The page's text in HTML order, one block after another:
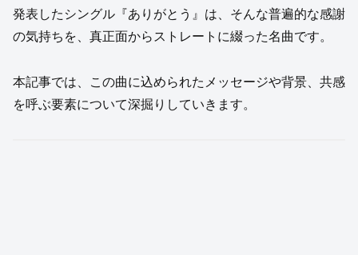
発表したシングル『ありがとう』は、そんな普遍的な感謝
の気持ちを、真正面からストレートに綴った名曲です。
本記事では、この曲に込められたメッセージや背景、共感
を呼ぶ要素について深掘りしていきます。